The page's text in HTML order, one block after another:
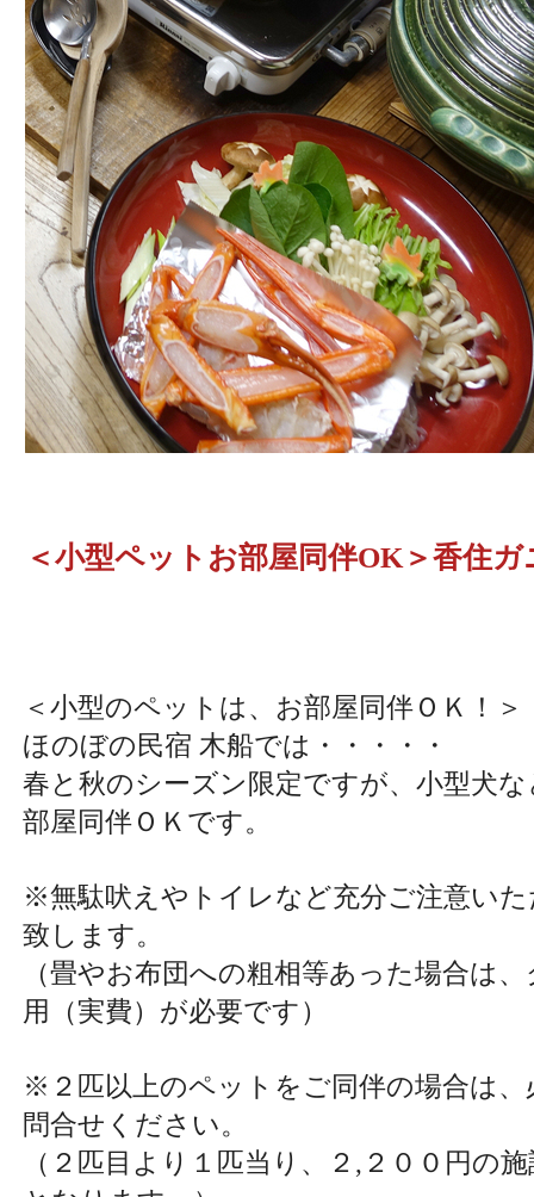
＜小型ペットお部屋同伴OK＞香住
＜小型のペットは、お部屋同伴ＯＫ！＞
ほのぼの民宿 木船では・・・・・
春と秋のシーズン限定ですが、小型犬
部屋同伴ＯＫです。
※無駄吠えやトイレなど充分ご注意い
致します。
（畳やお布団への粗相等あった場合は
用（実費）が必要です）
※２匹以上のペットをご同伴の場合は、
問合せください。
（２匹目より１匹当り、２,２００円の